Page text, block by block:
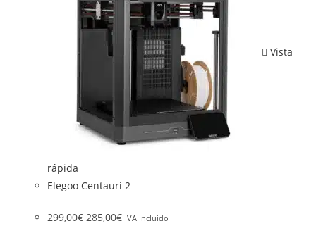
Vista
rápida
Elegoo Centauri 2
299,00€ 285,00€ IVA Incluido